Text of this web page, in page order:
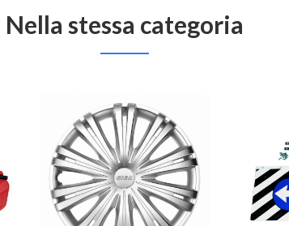
Nella stessa categoria